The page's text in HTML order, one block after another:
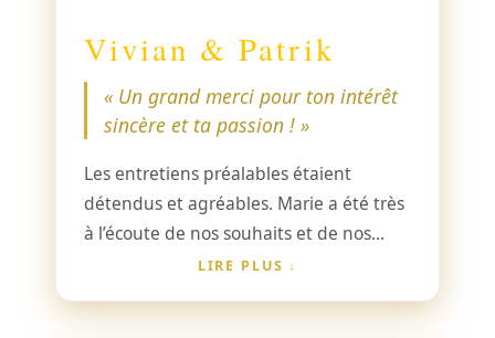
Vivian & Patrik
« Un grand merci pour ton intérêt
sincère et ta passion ! »
Les entretiens préalables étaient
détendus et agréables. Marie a été très
à l’écoute de nos souhaits et de nos
idées, ce qui nous a permis d’avoir une
LIRE PLUS